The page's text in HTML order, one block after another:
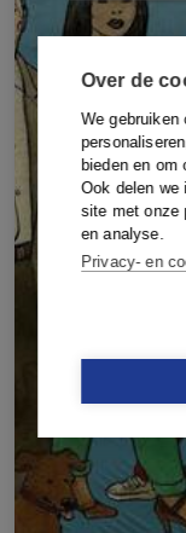
Over de
We
bieden en om
Ook delen we
site met onze
en analyse.
Privacy- en